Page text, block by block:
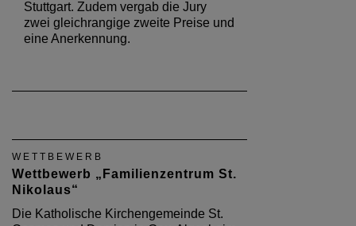
Stuttgart. Zudem vergab die Jury
zwei gleichrangige zweite Preise und
eine Anerkennung.
WETTBEWERB
Wettbewerb „Familienzentrum St.
Nikolaus“
Die Katholische Kirchengemeinde St.